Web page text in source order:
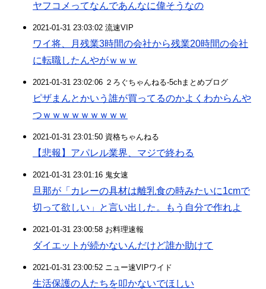
ヤフコメってなんであんなに偉そうなの
2021-01-31 23:03:02 流速VIP
ワイ将、月残業3時間の会社から残業20時間の会社
に転職したんやがｗｗｗ
2021-01-31 23:02:06 ２ろぐちゃんねる-5chまとめブログ
ピザまんとかいう誰が買ってるのかよくわからんや
つｗｗｗｗｗｗｗｗｗ
2021-01-31 23:01:50 資格ちゃんねる
【悲報】アパレル業界、マジで終わる
2021-01-31 23:01:16 鬼女速
旦那が「カレーの具材は離乳食の時みたいに1cmで
切って欲しい」と言い出した。もう自分で作れよ
2021-01-31 23:00:58 お料理速報
ダイエットが続かないんだけど誰か助けて
2021-01-31 23:00:52 ニュー速VIPワイド
生活保護の人たちを叩かないでほしい